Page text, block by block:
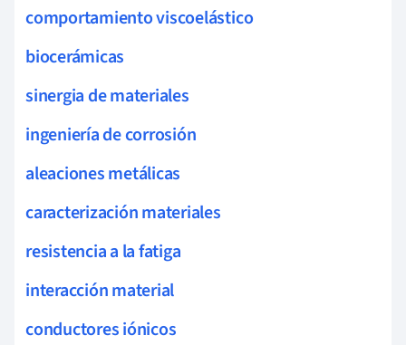
comportamiento viscoelástico
biocerámicas
sinergia de materiales
ingeniería de corrosión
aleaciones metálicas
caracterización materiales
resistencia a la fatiga
interacción material
conductores iónicos